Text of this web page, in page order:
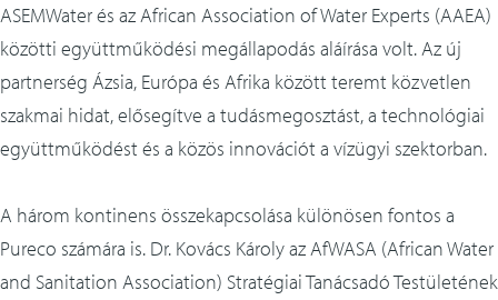
ASEMWater és az African Association of Water Experts (AAEA)
közötti együttműködési megállapodás aláírása volt. Az új
partnerség Ázsia, Európa és Afrika között teremt közvetlen
szakmai hidat, elősegítve a tudásmegosztást, a technológiai
együttműködést és a közös innovációt a vízügyi szektorban.
A három kontinens összekapcsolása különösen fontos a
Pureco számára is. Dr. Kovács Károly az AfWASA (African Water
and Sanitation Association) Stratégiai Tanácsadó Testületének